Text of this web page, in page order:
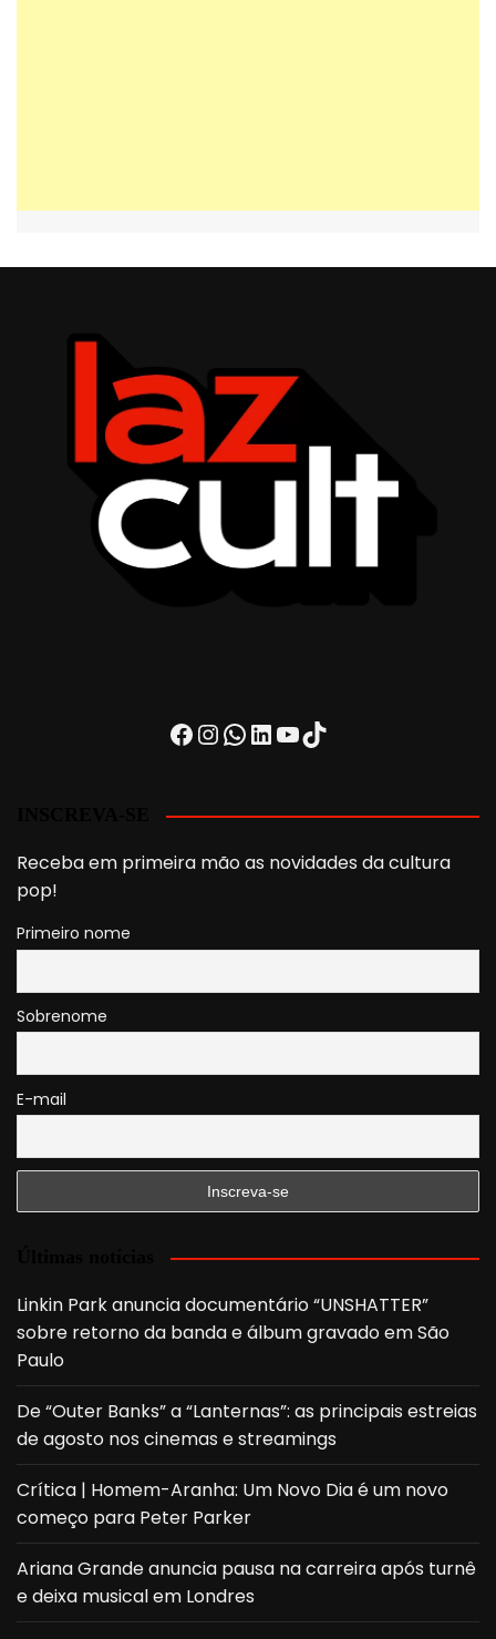
Facebook
Instagram
WhatsApp
LinkedIn
Youtube
TikTok
Receba em primeira mão as novidades da cultura
pop!
Primeiro nome
Sobrenome
E-mail
Linkin Park anuncia documentário “UNSHATTER”
sobre retorno da banda e álbum gravado em São
Paulo
De “Outer Banks” a “Lanternas”: as principais estreias
de agosto nos cinemas e streamings
Crítica | Homem-Aranha: Um Novo Dia é um novo
começo para Peter Parker
Ariana Grande anuncia pausa na carreira após turnê
e deixa musical em Londres